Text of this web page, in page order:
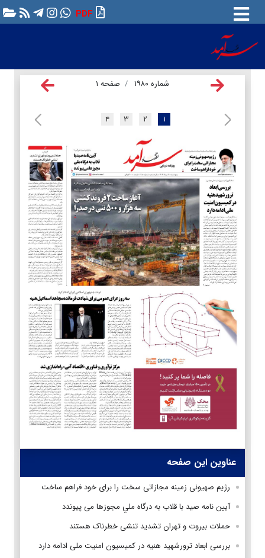
PDF
شماره ۱۹۸۰ صفحه ۱
۱ ۲ ۳ ۴
عناوین این صفحه
رژیم صهیونی زمینه‌ مجازاتی سخت را برای خود فراهم ساخت
آيين نامه صيد با قلاب به درگاه ملي مجوزها می پیوندد
حملات بیروت و تهران تشدید تنشی خطرناک هستند
بررسی ابعاد ترورشهید هنیه در‌ کمیسیون امنیت ملی ادامه دارد